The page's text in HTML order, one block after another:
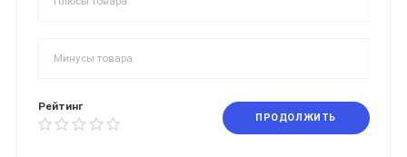
Рейтинг
ПРОДОЛЖИТЬ